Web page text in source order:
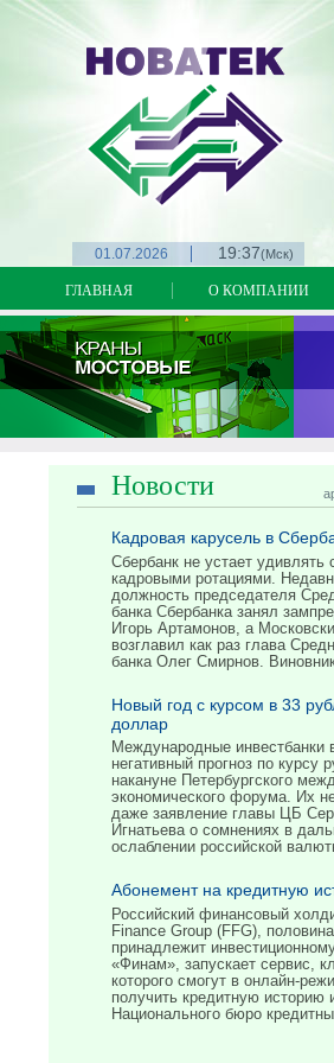
01.07.2026 19:37(Мск)
ГЛАВНАЯ О КОМПАНИИ
Новости
Кадровая карусель в
Сбербанк не устает удивлять
кадровыми ротациями.
должность председателя
банка Сбербанка занял
Игорь Артамонов, а
возглавил как раз глава
банка Олег Смирнов.
Новый год с курсом в 33
доллар
Международные инвестбанки
негативный прогноз по курсу
накануне Петербургского
экономического форума. Их
даже заявление главы ЦБ
Игнатьева о сомнениях в
ослаблении российской
Абонемент на кредитную
Российский финансовый
Finance Group (FFG), половина
принадлежит
«Финам», запускает сервис,
которого смогут в онлайн-
получить кредитную историю
Национального бюро